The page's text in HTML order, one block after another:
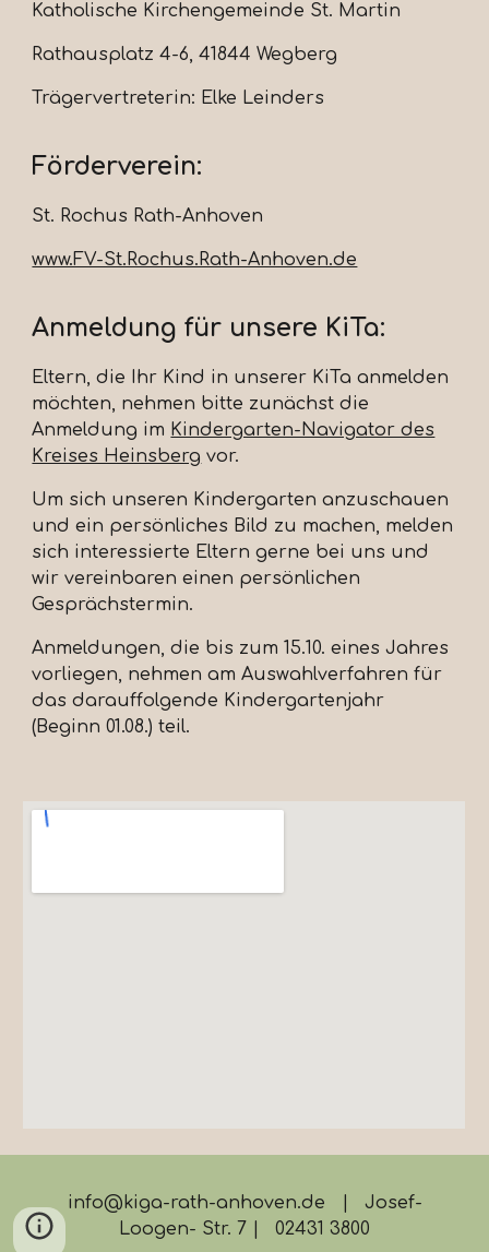
Katholische Kirchengemeinde St. Martin
Rathausplatz 4-6, 41844 Wegberg
Trägervertreterin: Elke Leinders
Förderverein:
St. Rochus Rath-Anhoven
www.FV-St.Rochus.Rath-Anhoven.de
Anmeldung für unsere KiTa:
Eltern, die Ihr Kind in unserer KiTa anmelden
möchten, nehmen bitte zunächst die
Anmeldung im Kindergarten-Navigator des
Kreises Heinsberg vor.
Um sich unseren Kindergarten anzuschauen
und ein persönliches Bild zu machen, melden
sich interessierte Eltern gerne bei uns und
wir vereinbaren einen persönlichen
Gesprächstermin.
Anmeldungen, die bis zum 15.10. eines Jahres
vorliegen, nehmen am Auswahlverfahren für
das darauffolgende Kindergartenjahr
(Beginn 01.08.) teil.
info@kiga-rath-anhoven.de | Josef-
Loogen- Str. 7 | 02431 3800